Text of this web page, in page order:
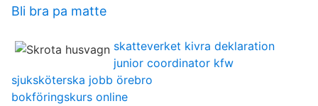
Bli bra pa matte
skatteverket kivra deklaration
junior coordinator kfw
sjuksköterska jobb örebro
bokföringskurs online